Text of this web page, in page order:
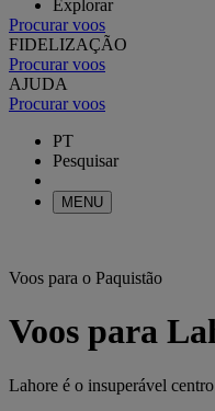
Explorar
Procurar voos
FIDELIZAÇÃO
Procurar voos
AJUDA
Procurar voos
PT
Pesquisar
MENU
Voos para o Paquistão
Voos para
Lahore é o insuperável